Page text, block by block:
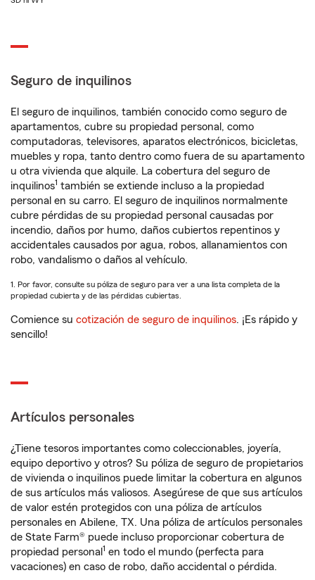
Seguro de inquilinos
El seguro de inquilinos, también conocido como seguro de
apartamentos, cubre su propiedad personal, como
computadoras, televisores, aparatos electrónicos, bicicletas,
muebles y ropa, tanto dentro como fuera de su apartamento
u otra vivienda que alquile. La cobertura del seguro de
inquilinos1 también se extiende incluso a la propiedad
personal en su carro. El seguro de inquilinos normalmente
cubre pérdidas de su propiedad personal causadas por
incendio, daños por humo, daños cubiertos repentinos y
accidentales causados por agua, robos, allanamientos con
robo, vandalismo o daños al vehículo.
1. Por favor, consulte su póliza de seguro para ver a una lista completa de la
propiedad cubierta y de las pérdidas cubiertas.
Comience su cotización de seguro de inquilinos. ¡Es rápido y
sencillo!
Artículos personales
¿Tiene tesoros importantes como coleccionables, joyería,
equipo deportivo y otros? Su póliza de seguro de propietarios
de vivienda o inquilinos puede limitar la cobertura en algunos
de sus artículos más valiosos. Asegúrese de que sus artículos
de valor estén protegidos con una póliza de artículos
personales en Abilene, TX. Una póliza de artículos personales
de State Farm® puede incluso proporcionar cobertura de
propiedad personal 1 en todo el mundo (perfecta para
vacaciones) en caso de robo, daño accidental o pérdida.